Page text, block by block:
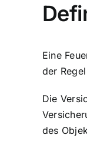
Eine
der
Die
des